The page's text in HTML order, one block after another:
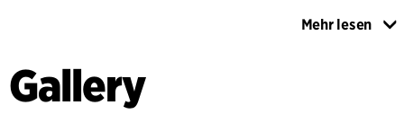
Kanalgaarden ist aus gelben und roten Ziegeln gebaut, was
Kanalgaarden als Wohngebäude von seinen unmittelbaren
Nachbarn abhebt.
Mehr lesen
Gallery